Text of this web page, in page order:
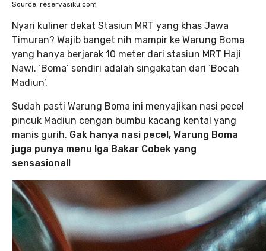
Source: reservasiku.com
Nyari kuliner dekat Stasiun MRT yang khas Jawa
Timuran? Wajib banget nih mampir ke Warung Boma
yang hanya berjarak 10 meter dari stasiun MRT Haji
Nawi. ‘Boma’ sendiri adalah singakatan dari ‘Bocah
Madiun’.
Sudah pasti Warung Boma ini menyajikan nasi pecel
pincuk Madiun cengan bumbu kacang kental yang
manis gurih. Gak hanya nasi pecel, Warung Boma
juga punya menu Iga Bakar Cobek yang
sensasional!